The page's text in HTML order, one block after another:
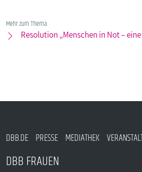
Mehr zum Thema
Resolution „Menschen in Not –
DBB.DE PRESSE MEDIATHEK
DBB FRAUEN